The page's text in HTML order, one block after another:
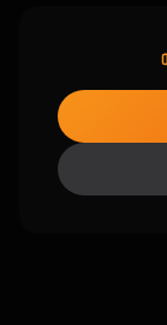
      description: "Limit search to
category",
      optional: true,
    },